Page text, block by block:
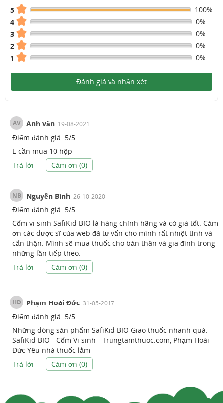
5
100%
4
0%
3
0%
2
0%
1
0%
Đánh giá và nhận xét
AV Anh văn 19-08-2021
Điểm đánh giá: 5/5
E cần mua 10 hộp
Trả lời
Cảm ơn (0)
NB Nguyễn Bình 26-10-2020
Điểm đánh giá: 5/5
Cốm vi sinh SafiKid BIO là hàng chính hãng và có giá tốt. Cảm
ơn các dược sĩ của web đã tư vấn cho mình rất nhiệt tình và
cẩn thận. Mình sẽ mua thuốc cho bản thân và gia đình trong
những lần tiếp theo.
Trả lời
Cảm ơn (0)
HD Phạm Hoài Đức 31-05-2017
Điểm đánh giá: 5/5
Những dòng sản phẩm SafiKid BIO Giao thuốc nhanh quá.
SafiKid BIO - Cốm Vi sinh - Trungtamthuoc.com, Phạm Hoài
Đức Yêu nhà thuốc lắm
Trả lời
Cảm ơn (0)